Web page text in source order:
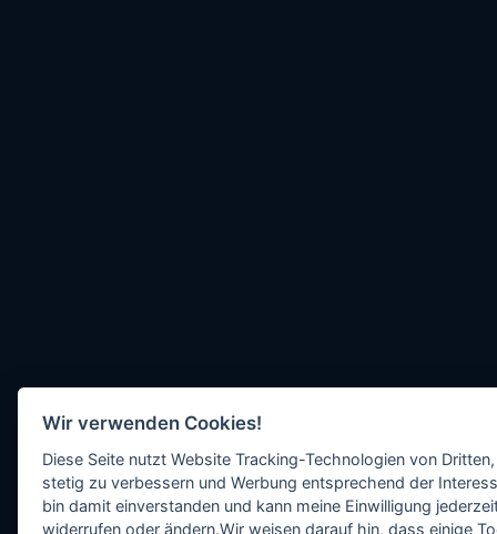
Wir verwenden Cookies!
Diese Seite nutzt Website Tracking-Technologien von
stetig zu verbessern und Werbung entsprechend der
bin damit einverstanden und kann meine Einwilligung
widerrufen oder ändern.Wir weisen darauf hin, dass einige